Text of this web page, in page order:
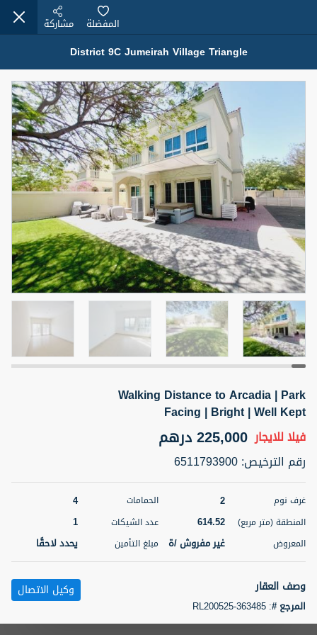
Modern Renovated Unit Near Marina Metro Station
شقةللإيجار 95,000 درهم
3
سرير
1
حمام
1
المنطقة (متر
مربع)
70.03
المعروض
غير مفروش /ة
الشيكات
1
اسم الوسيط
NILOOFAR ABBAS VAKIL
رقم الوسيط
5 أشهر +
ELBRUS TOWER UNIT 2701 ON RENT
شقةللإيجار 95,000 درهم
سرير
1
71.39
مفروش/ ة 2
اسم الوسيط
ABDEMANAF EQBALBHAI KHANBHAI
KHANBHAI EQBALBHAI SIRAJUDDIN
أتصل
الأن
5 أشهر +
District 9C Jumeirah Village Triangle
المفضلة مشاركة
Walking Distance to Arcadia | Park
Facing | Bright | Well Kept
فيلاللايجار 225,000 درهم
رقم الترخيص:
6511793900
غرف نوم 2 الحمامات 4
المنطقة (متر مربع) 614.52 عدد الشيكات 1
المعروض غير مفروش /ة مبلغ التأمين يحدد لاحقًا
وصف العقار
المرجع #:
RL200525-363485
وكيل الاتصال تصفية خريطة